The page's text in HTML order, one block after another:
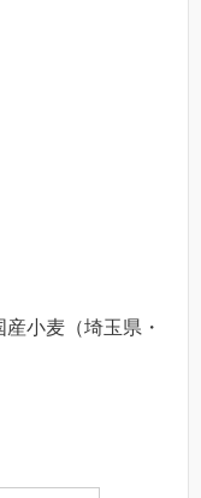
小麦（埼玉県・